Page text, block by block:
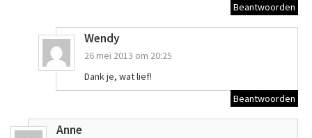
Beantwoorden
Wendy
26 mei 2013 om 20:25
Dank je, wat lief!
Beantwoorden
Anne